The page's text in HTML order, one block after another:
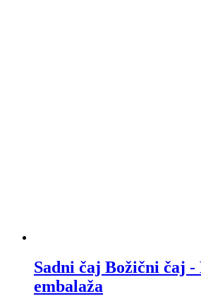
Sadni čaj Božični čaj -
embalaža